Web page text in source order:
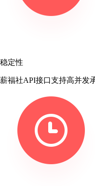
稳定性
薪福社API接口支持高并发